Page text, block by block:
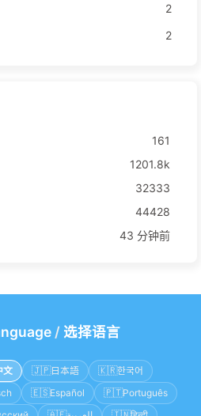
2
2
161
1201.8k
32333
44428
43 分钟前
/ 选择语言
文 🇯🇵日本語 🇰🇷한국어
🇪🇸Español 🇵🇹Português